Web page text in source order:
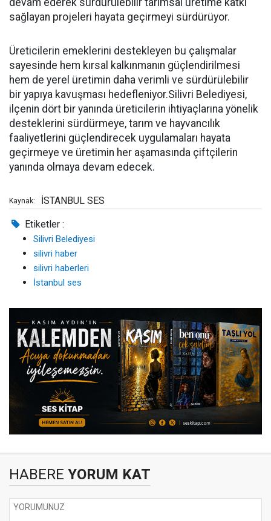
devam ederek sürdürülebilir tarımsal üretime katkı
sağlayan projeleri hayata geçirmeyi sürdürüyor.
Üreticilerin emeklerini destekleyen bu çalışmalar
sayesinde hem kırsal kalkınmanın güçlendirilmesi
hem de yerel üretimin daha verimli ve sürdürülebilir
bir yapıya kavuşması hedefleniyor.Silivri Belediyesi,
ilçenin dört bir yanında üreticilerin ihtiyaçlarına yönelik
desteklerini sürdürmeye, tarım ve hayvancılık
faaliyetlerini güçlendirecek uygulamaları hayata
geçirmeye ve üretimin her aşamasında çiftçilerin
yanında olmaya devam edecek.
Kaynak: İSTANBUL SES
Etiketler :
Silivri Belediyesi
silivri haber
silivri haberleri
İstanbul ses
HABERE YORUM KAT